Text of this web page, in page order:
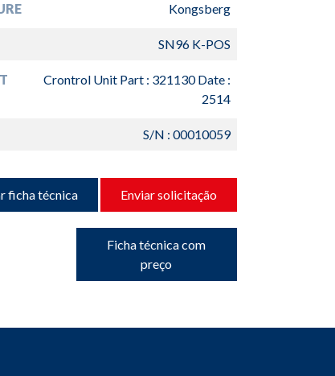
Kongsberg
SN96 K-POS
Crontrol Unit Part : 321130 Date :
2514
S/N : 00010059
ficha técnica Enviar solicitação
Ficha técnica com
preço